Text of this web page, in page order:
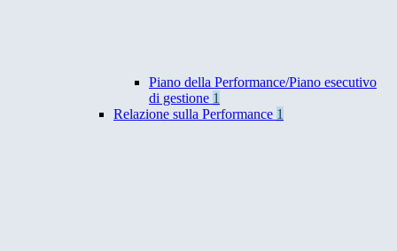
Piano della Performance/Piano esecutivo
di gestione 1
Relazione sulla Performance 1